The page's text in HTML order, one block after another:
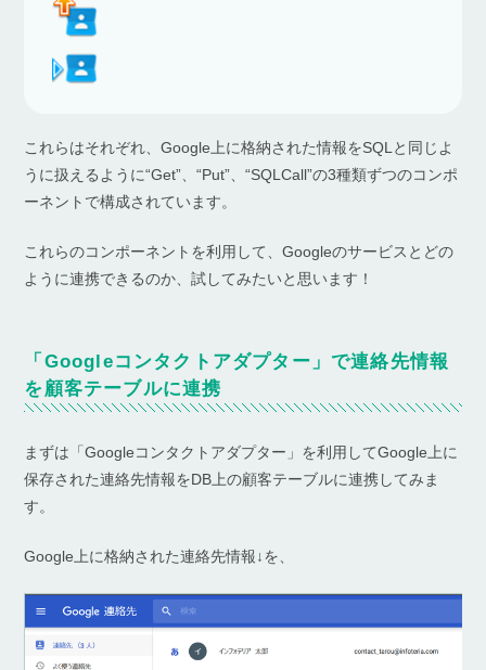
これらはそれぞれ、Google上に格納された情報をSQLと同じよ
うに扱えるように“Get”、“Put”、“SQLCall”の3種類ずつのコンポ
ーネントで構成されています。
これらのコンポーネントを利用して、Googleのサービスとどの
ように連携できるのか、試してみたいと思います！
「Googleコンタクトアダプター」で連絡先情報
を顧客テーブルに連携
まずは「Googleコンタクトアダプター」を利用してGoogle上に
保存された連絡先情報をDB上の顧客テーブルに連携してみま
す。
Google上に格納された連絡先情報↓を、